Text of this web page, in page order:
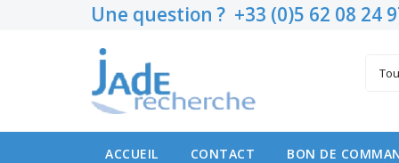
Une question ? +33 (0)5 62 08 24
ACCUEIL CONTACT BON DE